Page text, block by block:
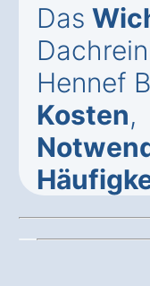
Das
Hennef
Kosten,